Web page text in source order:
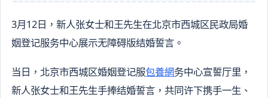
3月12日，新人张女士和王先生在北京市西城区民政局婚
姻登记服务中心展示无障碍版结婚誓言。
当日，北京市西城区婚姻登记服包養網务中心宣誓厅里，
新人张女士和王先生手捧结婚誓言，共同许下携手一生、